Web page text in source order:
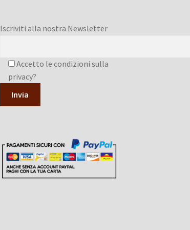
Iscriviti alla nostra Newsletter
Accetto le condizioni sulla
privacy?
r